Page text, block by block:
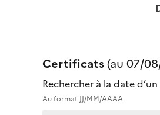
Certificats(au 07/
Rechercher à la date
Au format JJ/MM/AAAA